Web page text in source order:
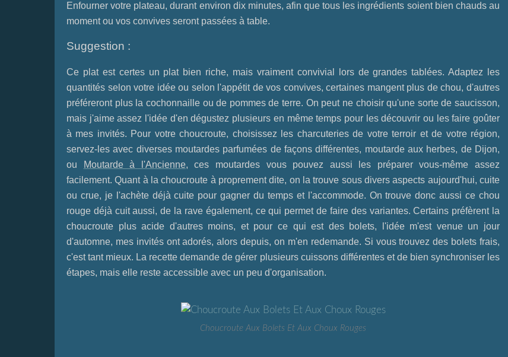
Enfourner votre plateau, durant environ dix minutes, afin que tous les ingrédients soient bien chauds au
moment ou vos convives seront passées à table.
Suggestion :
Ce plat est certes un plat bien riche, mais vraiment convivial lors de grandes tablées. Adaptez les
quantités selon votre idée ou selon l'appétit de vos convives, certaines mangent plus de chou, d'autres
préféreront plus la cochonnaille ou de pommes de terre. On peut ne choisir qu'une sorte de saucisson,
mais j'aime assez l'idée d'en dégustez plusieurs en même temps pour les découvrir ou les faire goûter
à mes invités. Pour votre choucroute, choisissez les charcuteries de votre terroir et de votre région,
servez-les avec diverses moutardes parfumées de façons différentes, moutarde aux herbes, de Dijon,
ou
Moutarde à l'Ancienne, ces moutardes vous pouvez aussi les préparer vous-même assez
facilement. Quant à la choucroute à proprement dite, on la trouve sous divers aspects aujourd'hui, cuite
ou crue, je l'achète déjà cuite pour gagner du temps et l'accommode. On trouve donc aussi ce chou
rouge déjà cuit aussi, de la rave également, ce qui permet de faire des variantes. Certains préfèrent la
choucroute plus acide d'autres moins, et pour ce qui est des bolets, l'idée m'est venue un jour
d'automne, mes invités ont adorés, alors depuis, on m'en redemande. Si vous trouvez des bolets frais,
c'est tant mieux. La recette demande de gérer plusieurs cuissons différentes et de bien synchroniser les
étapes, mais elle reste accessible avec un peu d'organisation.
Choucroute Aux Bolets Et Aux Choux Rouges